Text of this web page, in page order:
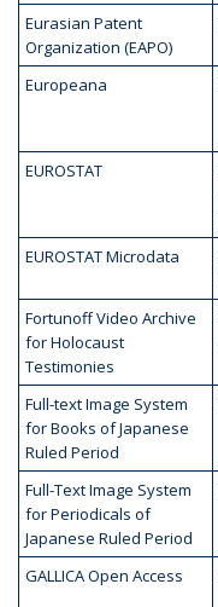
Eurasian Patent
Organization (EAPO)
Europeana
EUROSTAT
EUROSTAT Microdata
Fortunoff Video Archive
for Holocaust
Testimonies
Full-text Image System
for Books of Japanese
Ruled Period
Full-Text Image System
for Periodicals of
Japanese Ruled Period
GALLICA Open Access